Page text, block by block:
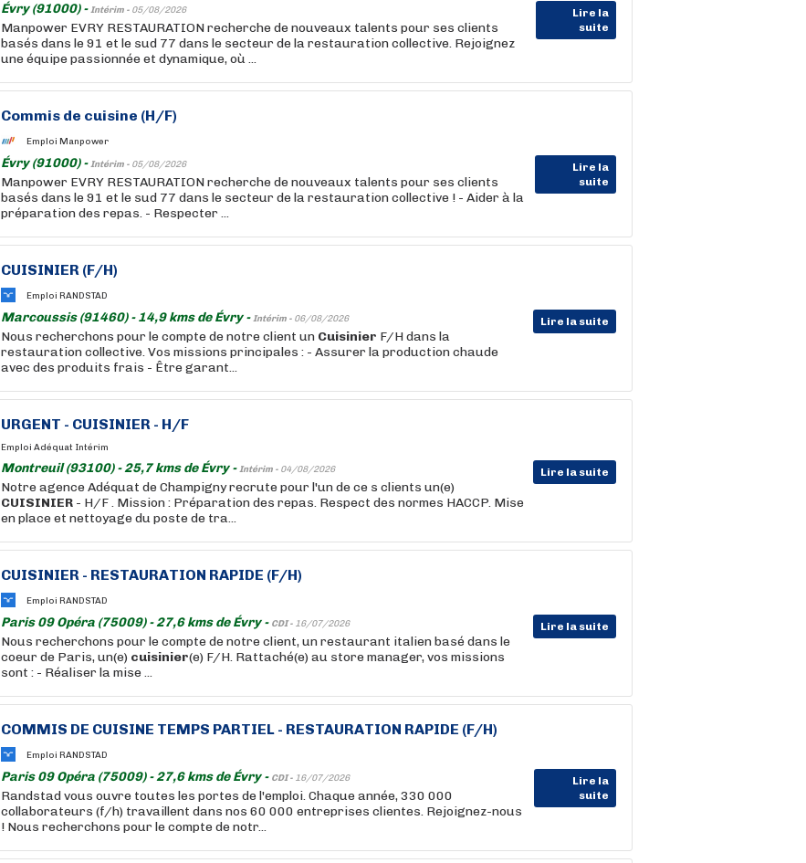
Évry (91000) -Intérim - 05/08/2026
Lire la
suite
Manpower EVRY RESTAURATION recherche de nouveaux talents pour ses clients
basés dans le 91 et le sud 77 dans le secteur de la restauration collective. Rejoignez
une équipe passionnée et dynamique, où ...
Commis de cuisine (H/F)
Emploi Manpower
Évry (91000) -Intérim - 05/08/2026
Lire la
suite
Manpower EVRY RESTAURATION recherche de nouveaux talents pour ses clients
basés dans le 91 et le sud 77 dans le secteur de la restauration collective ! - Aider à la
préparation des repas. - Respecter ...
CUISINIER (F/H)
Emploi RANDSTAD
Marcoussis (91460) - 14,9 kms de Évry -Intérim - 06/08/2026 Lire la suite
Nous recherchons pour le compte de notre client un Cuisinier F/H dans la
restauration collective. Vos missions principales : - Assurer la production chaude
avec des produits frais - Être garant...
URGENT - CUISINIER - H/F
Emploi Adéquat Intérim
Montreuil (93100) - 25,7 kms de Évry -Intérim - 04/08/2026 Lire la suite
Notre agence Adéquat de Champigny recrute pour l'un de ce s clients un(e)
CUISINIER - H/F . Mission : Préparation des repas. Respect des normes HACCP. Mise
en place et nettoyage du poste de tra...
CUISINIER - RESTAURATION RAPIDE (F/H)
Emploi RANDSTAD
Paris 09 Opéra (75009) - 27,6 kms de Évry - CDI - 16/07/2026 Lire la suite
Nous recherchons pour le compte de notre client, un restaurant italien basé dans le
coeur de Paris, un(e) cuisinier(e) F/H. Rattaché(e) au store manager, vos missions
sont : - Réaliser la mise ...
COMMIS DE CUISINE TEMPS PARTIEL - RESTAURATION RAPIDE (F/H)
Emploi RANDSTAD
Paris 09 Opéra (75009) - 27,6 kms de Évry - CDI - 16/07/2026
Lire la
suite
Randstad vous ouvre toutes les portes de l'emploi. Chaque année, 330 000
collaborateurs (f/h) travaillent dans nos 60 000 entreprises clientes. Rejoignez-nous
! Nous recherchons pour le compte de notr...